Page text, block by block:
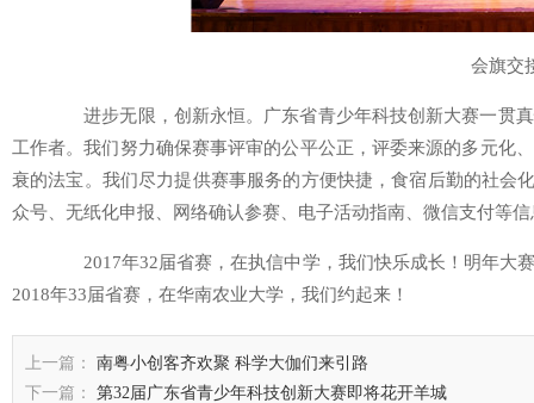
会旗交
进步无限，创新永恒。广东省青少年科技创新大赛一贯
工作者。我们努力确保赛事评审的公平公正，评委来源的多元化
衰的法宝。我们尽力提供赛事服务的方便快捷，食宿后勤的社会
众号、无纸化申报、网络确认参赛、电子活动指南、微信支付等
2017年32届省赛，在执信中学，我们快乐成长！明年大
2018年33届省赛，在华南农业大学，我们约起来！
上一篇：
南粤小创客齐欢聚 科学大伽们来引路
下一篇：
第32届广东省青少年科技创新大赛即将花开羊城